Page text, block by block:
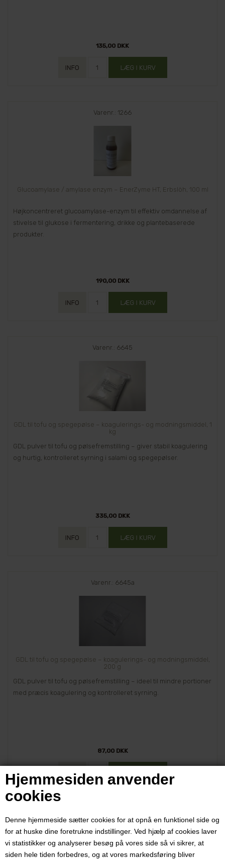
Hjemmesiden anvender
cookies
Denne hjemmeside sætter cookies for at opnå en funktionel side og
for at huske dine foretrukne indstillinger. Ved hjælp af cookies laver
vi statistikker og analyserer besøg på vores side så vi sikrer, at
siden hele tiden forbedres, og at vores markedsføring bliver
135,00 DKK
Varenr.: 1266
Glucoamylase / amylase enzym – EnerZyme HT, Erbslöh, 100 ml
Højkoncentreret glucoamylase-enzym til effektiv omdannelse af
stivelse til glukose i fermentering, drikke og plantebaserede
produkter.
190,00 DKK
Varenr.: 6645
GDL til tofu og spegepølse – koagulerings- og modningsmiddel, 1
kg
GDL pulver til tofu og pølsefremstilling – giver stabil koagulering
og hurtig, kontrolleret syrning i salami og spegepølser.
335,00 DKK
Varenr.: 6645a
GDL til tofu og spegepølse – koagulerings- og modningsmiddel,
200 g
GDL pulver til tofu og pølsefremstilling – ideel til mindre portioner
med præcis koagulering og kontrolleret syrning.
87,00 DKK
Varenr.: 6640